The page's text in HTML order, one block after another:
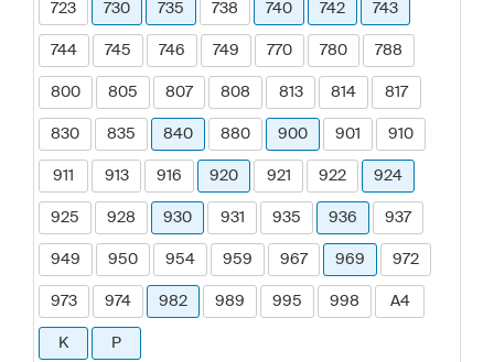
723 730 735 738 740 742 743
744 745 746 749 770 780 788
800 805 807 808 813 814 817
830 835 840 880 900 901 910
911 913 916 920 921 922 924
925 928 930 931 935 936 937
949 950 954 959 967 969 972
973 974 982 989 995 998 A4
K P